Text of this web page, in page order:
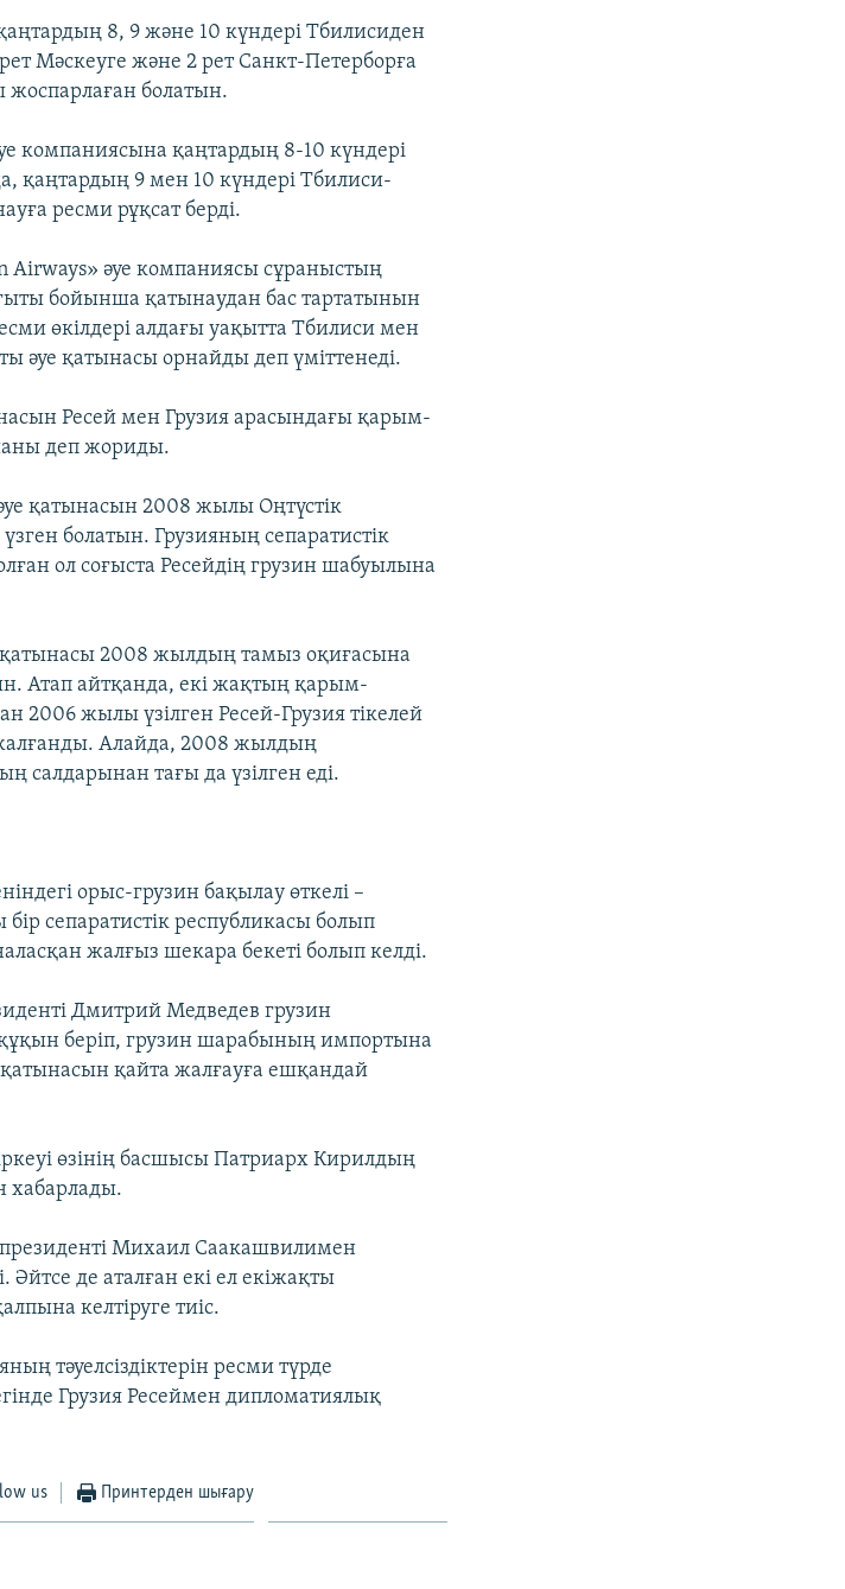
8, 9 және 10 күндері Тбилисиден
Мәскеуге және 2 рет Санкт-Петерборға
болатын.
компаниясына қаңтардың 8-10 күндері
қаңтардың 9 мен 10 күндері Тбилиси-
ресми рұқсат берді.
Airways» әуе компаниясы сұраныстың
бойынша қатынаудан бас тартатынын
өкілдері алдағы уақытта Тбилиси мен
әуе қатынасы орнайды деп үміттенеді.
Ресей мен Грузия арасындағы қарым-
деп жориды.
қатынасын 2008 жылы Оңтүстік
болатын. Грузияның сепаратистік
ол соғыста Ресейдің грузин шабуылына
2008 жылдың тамыз оқиғасына
Атап айтқанда, екі жақтың қарым-
2006 жылы үзілген Ресей-Грузия тікелей
Алайда, 2008 жылдың
салдарынан тағы да үзілген еді.
орыс-грузин бақылау өткелі –
сепаратистік республикасы болып
жалғыз шекара бекеті болып келді.
Дмитрий Медведев грузин
құқын беріп, грузин шарабының импортына
қайта жалғауға ешқандай
өзінің басшысы Патриарх Кирилдың
хабарлады.
Михаил Саакашвилимен
де аталған екі ел екіжақты
келтіруге тиіс.
тәуелсіздіктерін ресми түрде
Грузия Ресеймен дипломатиялық
us Принтерден шығару